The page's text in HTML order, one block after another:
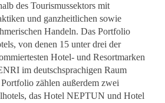
des Tourismussektors mit
und ganzheitlichen sowie
Handeln. Das Portfolio
von denen 15 unter drei der
Hotel- und Resortmarken
im deutschsprachigen Raum
zählen außerdem zwei
das Hotel NEPTUN und Hotel